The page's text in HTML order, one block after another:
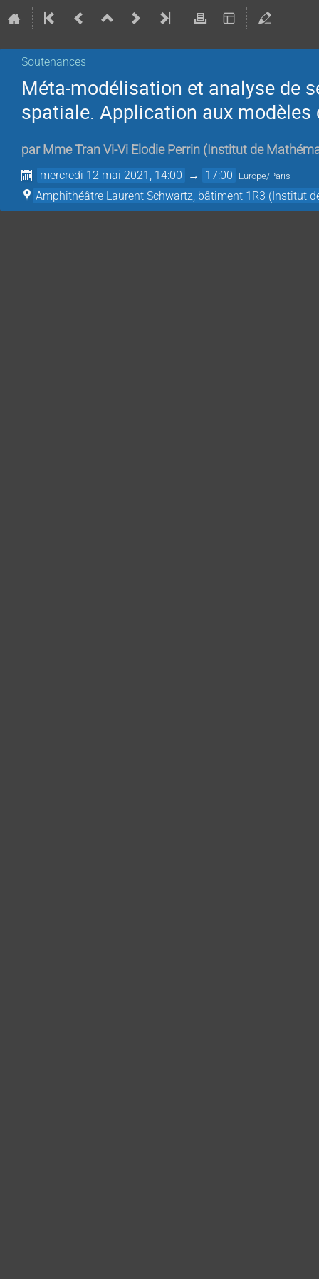
Soutenances
Méta-modélisation et analyse de
spatiale. Application aux
par Mme Tran Vi-Vi Elodie Perrin ( Institut de
mercredi 12 mai 2021, 14:00 → 17:00 Europe/Paris
Amphithéâtre Laurent Schwartz, bâtiment 1R3 (Institut